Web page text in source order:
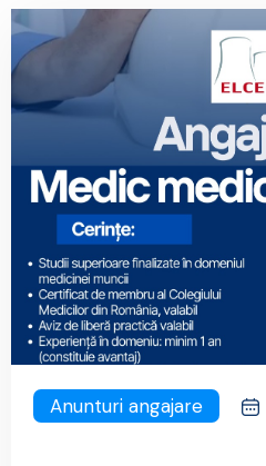
Anunturi angajare